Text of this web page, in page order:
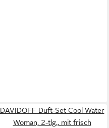
DAVIDOFF Duft-Set Cool Water
Woman, 2-tlg., mit frisch